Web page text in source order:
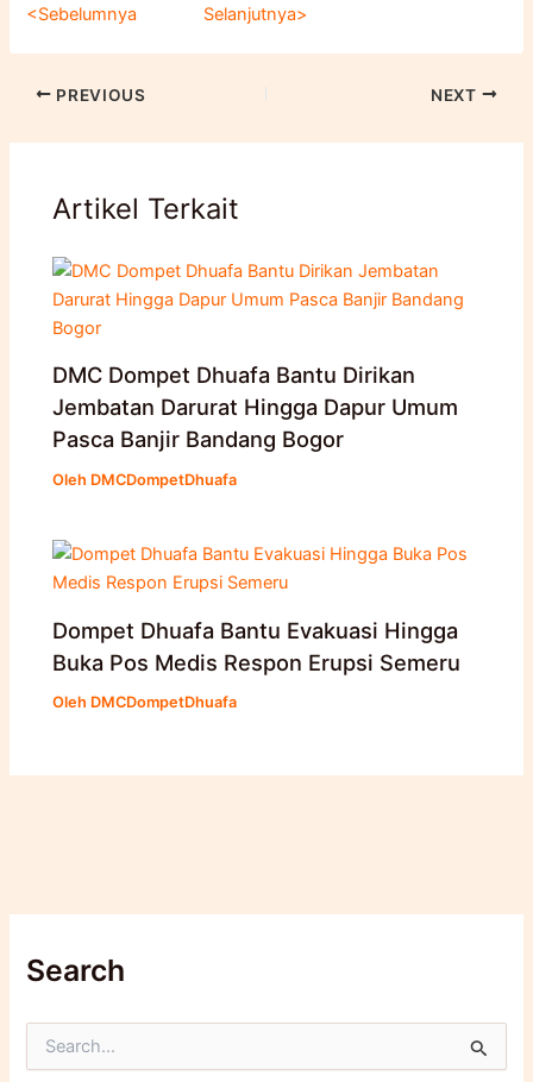
<Sebelumnya Selanjutnya>
PREVIOUS NEXT
Artikel Terkait
DMC Dompet Dhuafa Bantu Dirikan
Jembatan Darurat Hingga Dapur Umum
Pasca Banjir Bandang Bogor
Oleh DMCDompetDhuafa
Dompet Dhuafa Bantu Evakuasi Hingga
Buka Pos Medis Respon Erupsi Semeru
Oleh DMCDompetDhuafa
Search
a